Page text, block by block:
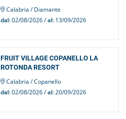
Calabria / Diamante
dal:02/08/2026 /al:13/09/2026
FRUIT VILLAGE COPANELLO LA
ROTONDA RESORT
Calabria / Copanello
dal:02/08/2026 /al:20/09/2026